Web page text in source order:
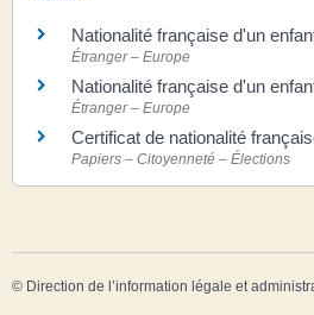
Nationalité française d'un
Étranger – Europe
Nationalité française d'un
Étranger – Europe
Certificat de nationalité
Papiers – Citoyenneté – Élections
© Direction de l’information légale et